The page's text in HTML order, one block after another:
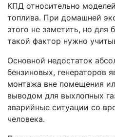
КПД относительно
топлива. При домашней
этого не заметить, но для
такой фактор нужно
Основной недостаток
бензиновых, генераторов
монтажа вне помещения
выводом для выхлопных
аварийные ситуации со
человека.